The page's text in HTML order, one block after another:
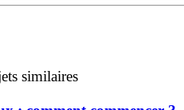
similaires